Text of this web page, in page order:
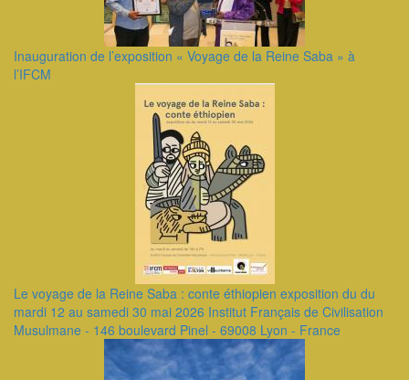
Inauguration de l’exposition « Voyage de la Reine Saba » à
l’IFCM
Le voyage de la Reine Saba : conte éthiopien exposition du du
mardi 12 au samedi 30 mai 2026 Institut Français de Civilisation
Musulmane - 146 boulevard Pinel - 69008 Lyon - France